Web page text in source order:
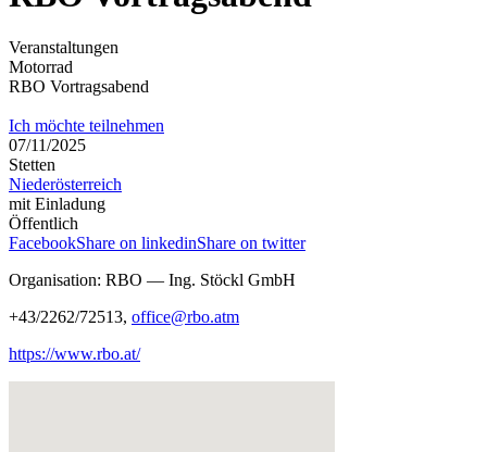
Veranstaltungen
Motorrad
RBO Vortragsabend
Ich möchte teilnehmen
07/11/2025
Stetten
Niederösterreich
mit Einladung
Öffentlich
FacebookShare on linkedinShare on twitter
Organisation: RBO — Ing. Stöckl GmbH
+43/2262/72513, office@rbo.atm
https://www.rbo.at/